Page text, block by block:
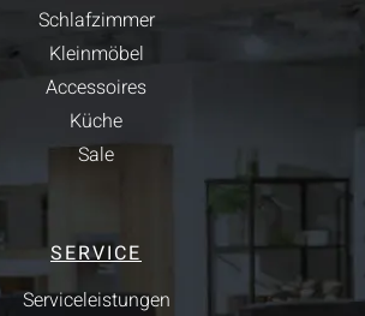
Schlafzimmer
Kleinmöbel
Accessoires
Küche
Sale
SERVICE
Serviceleistungen